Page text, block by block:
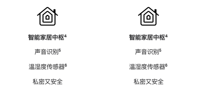
智能家居中枢脚
⁴
声音识别脚
⁵
温湿度传感器脚
⁶
私密又安全
智能家居中枢脚
⁴
声音识别脚
⁵
温湿度传感器脚
⁶
私密又安全